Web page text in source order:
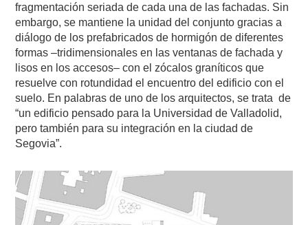
fragmentación seriada de cada una de las fachadas. Sin
embargo, se mantiene la unidad del conjunto gracias a
diálogo de los prefabricados de hormigón de diferentes
formas –tridimensionales en las ventanas de fachada y
lisos en los accesos– con el zócalos graníticos que
resuelve con rotundidad el encuentro del edificio con el
suelo. En palabras de uno de los arquitectos, se trata de
“un edificio pensado para la Universidad de Valladolid,
pero también para su integración en la ciudad de
Segovia”.